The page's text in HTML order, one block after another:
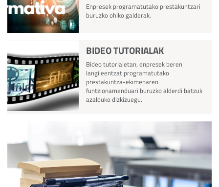
Enpresek programatutako prestakuntzari
buruzko ohiko galderak.
BIDEO TUTORIALAK
Bideo tutorialetan, enpresek beren
langileentzat programatutako
prestakuntza-ekimenaren
funtzionamenduari buruzko alderdi batzuk
azalduko dizkizuegu.